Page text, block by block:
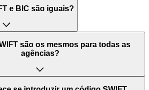
e BIC são iguais?
significa "Society for Worldwide
Telecommunication (Sociedade para
de uma rede mundial onde se
entre países. Por outro lado, BIC
são os mesmos para todas as
agências?